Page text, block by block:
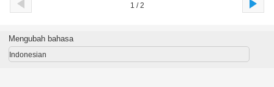
1 / 2
Mengubah bahasa
Indonesian